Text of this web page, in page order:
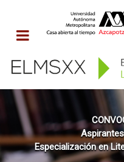
Especialización en